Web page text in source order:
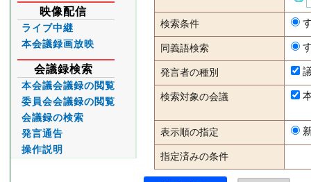
検索条件
同義語検索
発言者の種別
検索対象の会議
表示順の指定
指定済みの条件
映像配信
ライブ中継
本会議録画放映
会議録検索
本会議会議録の閲覧
委員会会議録の閲覧
会議録の検索
発言通告
操作説明